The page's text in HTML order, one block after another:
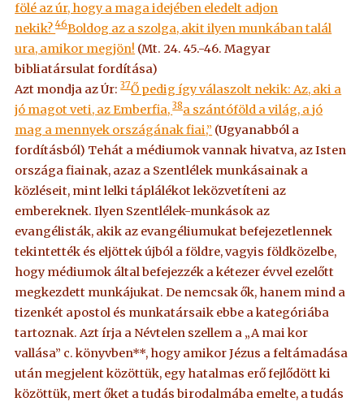
fölé az úr, hogy a maga idejében eledelt adjon
nekik?46Boldog az a szolga, akit ilyen munkában talál
ura, amikor megjön! (Mt. 24. 45.-46. Magyar
bibliatársulat fordítása)
Azt mondja az Úr:37Ő pedig így válaszolt nekik: Az, aki a
jó magot veti, az Emberfia,38a szántóföld a világ, a jó
mag a mennyek országának fiai,” (Ugyanabból a
fordításból) Tehát a médiumok vannak hivatva, az Isten
országa fiainak, azaz a Szentlélek munkásainak a
közléseit, mint lelki táplálékot leközvetíteni az
embereknek. Ilyen Szentlélek-munkások az
evangélisták, akik az evangéliumukat befejezetlennek
tekintették és eljöttek újból a földre, vagyis földközelbe,
hogy médiumok által befejezzék a kétezer évvel ezelőtt
megkezdett munkájukat. De nemcsak ők, hanem mind a
tizenkét apostol és munkatársaik ebbe a kategóriába
tartoznak. Azt írja a Névtelen szellem a „A mai kor
vallása” c. könyvben**, hogy amikor Jézus a feltámadása
után megjelent közöttük, egy hatalmas erő fejlődött ki
közöttük, mert őket a tudás birodalmába emelte, a tudás